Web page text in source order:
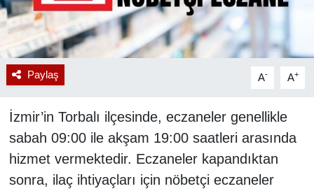
Paylaş A- A+
İzmir’in Torbalı ilçesinde, eczaneler genellikle
sabah 09:00 ile akşam 19:00 saatleri arasında
hizmet vermektedir. Eczaneler kapandıktan
sonra, ilaç ihtiyaçları için nöbetçi eczaneler